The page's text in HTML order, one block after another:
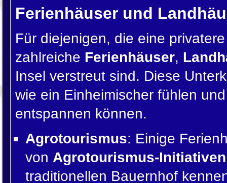
Ferienhäuser und
Für diejenigen, die eine
zahlreiche Ferienhäuser,
Insel verstreut sind. Diese
wie ein Einheimischer fühlen
entspannen können.
Agrotourismus: Einige
von Agrotourismus-Initiativen
traditionellen Bauernhof